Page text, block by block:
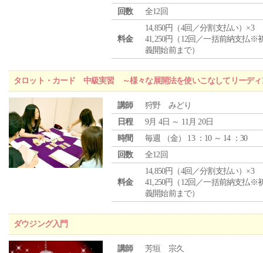
回数
全12回
料金
14,850円（4回／分割支払い）×3
41,250円（12回／一括前納支払※
義開始前まで）
タロット・カード 中級実習 ～様々な展開法を使いこなしてリーディ
講師
狩野 みどり
日程
9月 4日 ～ 11月 20日
時間
毎週 （金） 13 ：10 ～ 14 ：30
回数
全12回
料金
14,850円（4回／分割支払い）×3
41,250円（12回／一括前納支払※
義開始前まで）
ダウジング入門
講師 芳垣 宗久